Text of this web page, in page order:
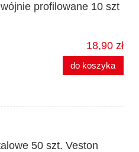
profilowane 10 szt
18,90 zł
do koszyka
50 szt. Veston